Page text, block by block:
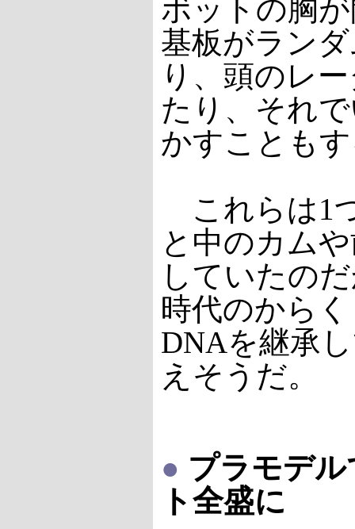
ボットの胸
基板がラン
り、頭のレ
たり、それ
かすことも
これらは1
と中のカム
していたの
時代のから
DNAを継承
えそうだ。
● プラモデ
ト全盛に